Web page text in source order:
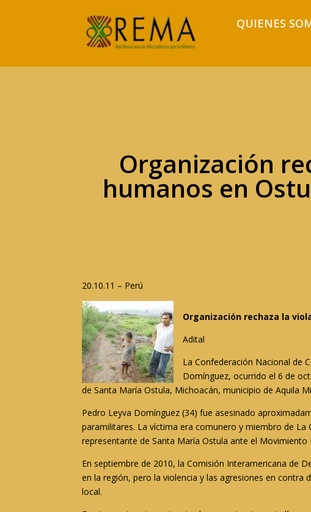
QUIENES
Organización
humanos en
20.10.11 – Perú
Organización rechaza la
Adital
La Confederación Nacional de
Domínguez, ocurrido el 6 de
de Santa María Ostula, Michoacán, municipio de Aquila
Pedro Leyva Domínguez (34) fue asesinado
paramilitares. La víctima era comunero y miembro de
representante de Santa María Ostula ante el Movimiento
En septiembre de 2010, la Comisión Interamericana de
en la región, pero la violencia y las agresiones en
local.